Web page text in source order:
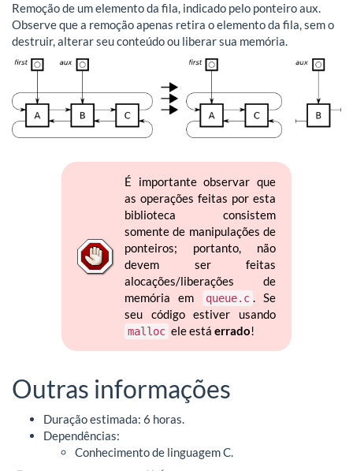
Remoção de um elemento da fila, indicado pelo ponteiro aux.
Observe que a remoção apenas retira o elemento da fila, sem o
destruir, alterar seu conteúdo ou liberar sua memória.
É importante observar que
as operações feitas por esta
biblioteca consistem
somente de manipulações de
ponteiros; portanto, não
devem ser feitas
alocações/liberações de
memória em
queue.c . Se
seu código estiver usando
malloc ele está errado!
Outras informações
Duração estimada: 6 horas.
Dependências:
Conhecimento de linguagem C.